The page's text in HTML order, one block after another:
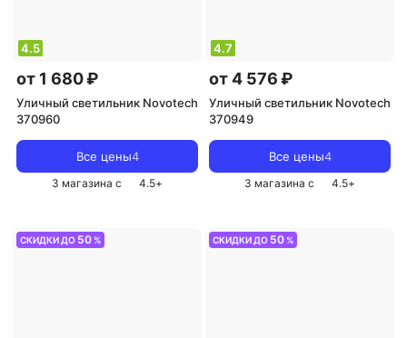
4.5
от 1 680 ₽
Уличный светильник Novotech
370960
Все цены4
3 магазина с 4.5+
4.7
от 4 576 ₽
Уличный светильник Novotech
370949
Все цены4
3 магазина с 4.5+
СКИДКИ ДО 50 % СКИДКИ ДО 50 %